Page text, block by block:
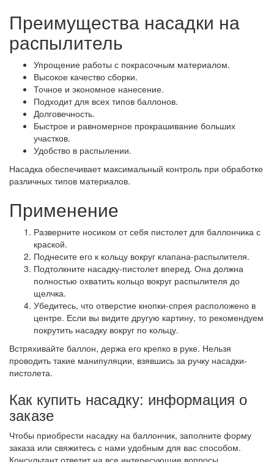
Преимущества насадки на
распылитель
Упрощение работы с покрасочным материалом.
Высокое качество сборки.
Точное и экономное нанесение.
Подходит для всех типов баллонов.
Долговечность.
Быстрое и равномерное прокрашивание больших
участков.
Удобство в распылении.
Насадка обеспечивает максимальный контроль при обработке
различных типов материалов.
Применение
Разверните носиком от себя пистолет для баллончика с
краской.
Поднесите его к кольцу вокруг клапана-распылителя.
Подтолкните насадку-пистолет вперед. Она должна
полностью охватить кольцо вокруг распылителя до
щелчка.
Убедитесь, что отверстие кнопки-спрея расположено в
центре. Если вы видите другую картину, то рекомендуем
покрутить насадку вокруг по кольцу.
Встряхивайте баллон, держа его крепко в руке. Нельзя
проводить такие манипуляции, взявшись за ручку насадки-
пистолета.
Как купить насадку: информация о
заказе
Чтобы приобрести насадку на баллончик, заполните форму
заказа или свяжитесь с нами удобным для вас способом.
Консультант ответит на все интересующие вопросы.